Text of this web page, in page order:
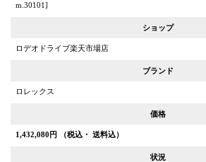
m.30101]
ショップ
ロデオドライブ楽天市場店
ブランド
ロレックス
価格
1,432,080 円 （税込・ 送料込）
状況